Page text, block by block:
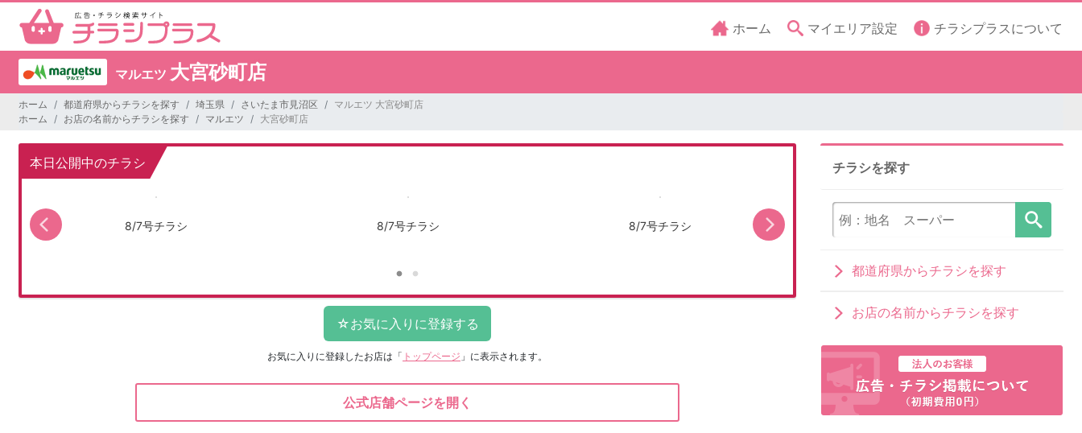
ホーム マイエリア設定 チラシプラスについて
マルエツ 大宮砂町店
ホーム 都道府県からチラシを探す 埼玉県 さいたま市見沼区
マルエツ 大宮砂町店
ホーム
お店の名前からチラシを探す マルエツ 大宮砂町店
本日公開中のチラシ
8/7号チラシ 8/7号チラシ 8/7号チラシ
マルエツのネットスーパー オンラインデリバリ
お気に入りに登録したお店は 「 トップページ 」に表示されます。
公式店舗ページを開く
チラシを探す
都道府県からチラシを探す
お店の名前からチラシを探す